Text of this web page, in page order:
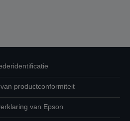
productconformiteit
van Epson